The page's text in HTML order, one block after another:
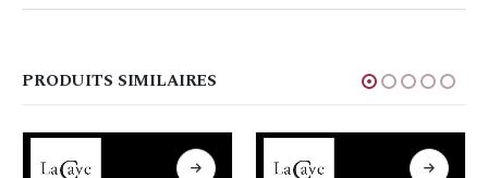
PRODUITS SIMILAIRES